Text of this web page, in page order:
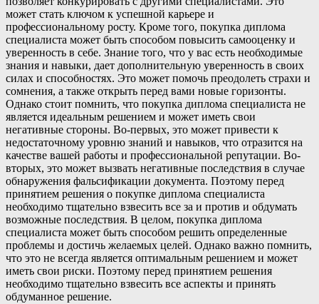
может стать ключом к успешной карьере и
профессиональному росту. Кроме того, покупка диплома
специалиста может быть способом повысить самооценку и
уверенность в себе. Знание того, что у вас есть необходимые
знания и навыки, дает дополнительную уверенность в своих
силах и способностях. Это может помочь преодолеть страхи и
сомнения, а также открыть перед вами новые горизонты.
Однако стоит помнить, что покупка диплома специалиста не
является идеальным решением и может иметь свои
негативные стороны. Во-первых, это может привести к
недостаточному уровню знаний и навыков, что отразится на
качестве вашей работы и профессиональной репутации. Во-
вторых, это может вызвать негативные последствия в случае
обнаружения фальсификации документа. Поэтому перед
принятием решения о покупке диплома специалиста
необходимо тщательно взвесить все за и против и обдумать
возможные последствия. В целом, покупка диплома
специалиста может быть способом решить определенные
проблемы и достичь желаемых целей. Однако важно помнить,
что это не всегда является оптимальным решением и может
иметь свои риски. Поэтому перед принятием решения
необходимо тщательно взвесить все аспекты и принять
обдуманное решение.